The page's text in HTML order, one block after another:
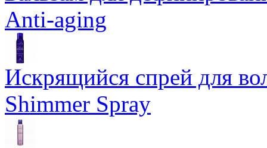
Anti-aging
Искрящийся спрей для
Shimmer Spray